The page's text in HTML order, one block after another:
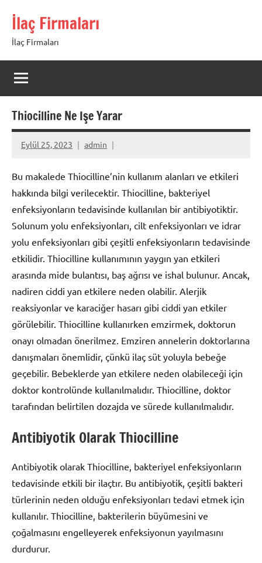
İlaç Firmaları
İlaç Firmaları
Thiocilline Ne Işe Yarar
Eylül 25, 2023 admin
Bu makalede Thiocilline’nin kullanım alanları ve etkileri
hakkında bilgi verilecektir. Thiocilline, bakteriyel
enfeksiyonların tedavisinde kullanılan bir antibiyotiktir.
Solunum yolu enfeksiyonları, cilt enfeksiyonları ve idrar
yolu enfeksiyonları gibi çeşitli enfeksiyonların tedavisinde
etkilidir. Thiocilline kullanımının yaygın yan etkileri
arasında mide bulantısı, baş ağrısı ve ishal bulunur. Ancak,
nadiren ciddi yan etkilere neden olabilir. Alerjik
reaksiyonlar ve karaciğer hasarı gibi ciddi yan etkiler
görülebilir. Thiocilline kullanırken emzirmek, doktorun
onayı olmadan önerilmez. Emziren annelerin doktorlarına
danışmaları önemlidir, çünkü ilaç süt yoluyla bebeğe
geçebilir. Bebeklerde yan etkilere neden olabileceği için
doktor kontrolünde kullanılmalıdır. Thiocilline, doktor
tarafından belirtilen dozajda ve sürede kullanılmalıdır.
Antibiyotik Olarak Thiocilline
Antibiyotik olarak Thiocilline, bakteriyel enfeksiyonların
tedavisinde etkili bir ilaçtır. Bu antibiyotik, çeşitli bakteri
türlerinin neden olduğu enfeksiyonları tedavi etmek için
kullanılır. Thiocilline, bakterilerin büyümesini ve
çoğalmasını engelleyerek enfeksiyonun yayılmasını
durdurur.